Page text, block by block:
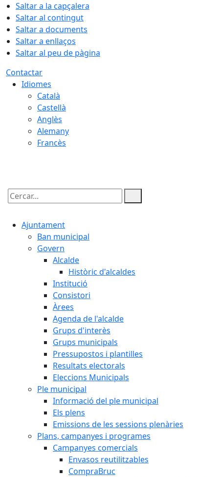
Saltar a la capçalera
Saltar al contingut
Saltar a documents
Saltar a enllaços
Saltar al peu de pàgina
Contactar
Idiomes
Català
Castellà
Anglès
Alemany
Francès
Cercar:
Ajuntament
Ban municipal
Govern
Alcalde
Històric d'alcaldes
Institució
Consistori
Àrees
Agenda de l'alcalde
Grups d'interès
Grups municipals
Pressupostos i plantilles
Resultats electorals
Eleccions Municipals
Ple municipal
Informació del ple municipal
Els plens
Emissions de les sessions plenàries
Plans, campanyes i programes
Campanyes comercials
Envasos reutilitzables
CompraBruc